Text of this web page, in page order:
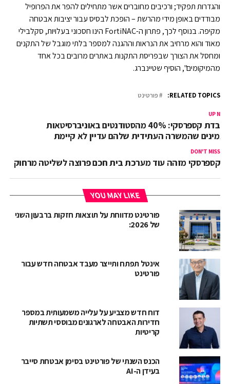
והגדרות תפקיד; ורכיבים מחוברים אשר מתחילים להפר את הפרופיל
מבודדים באופן מידי מהרשת – הופכת לבסיס עבור יציבות אבטחה
מקיפה. בנוסף לכך, פתרון ה-FortiNAC הינו חסכוני בעלויות, סקלבילי
מאוד והוא מרחיב את הנראות וההגנה למספר בלתי מוגבל של התקנים
ומחסל את הצורך שבפריסת התקנות באתרים מרובים בכל אחד
מהמיקומים", הוסיף שטיינברג.
RELATED TOPICS: פורטינט
UP
מעבדת קספרסקי: 40% מהסטודנטים באוניברסיטאות
שהמשרה העתידית שלהם עדיין לא קיימת
DON'T MISS
קספרסקי מזהה עוד מערכת בית חכם פרוצה לשליטה מרחוק
YOU MAY LIKE
פורטינט מדווחת על תוצאות חזקות ברבעון השני
של 2026:
אינטל תפתח ותייצר מעבד אבטחה חדש עבור
פורטינט
דוח חדש מצביע על עלייה משמעותית במספר
חדירות האבטחה לארגונים מבוססי תשתיות
קריטיות
הכנס השנתי של פורטינט בסימן אבטחת סייבר
בעידן ה-AI